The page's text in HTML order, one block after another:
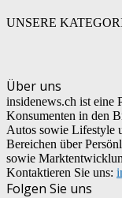
UNSERE
Über uns
insidenews.ch ist eine
Konsumenten in den
Autos sowie Lifestyle
Bereichen über
sowie
Kontaktieren Sie uns:
Folgen Sie uns